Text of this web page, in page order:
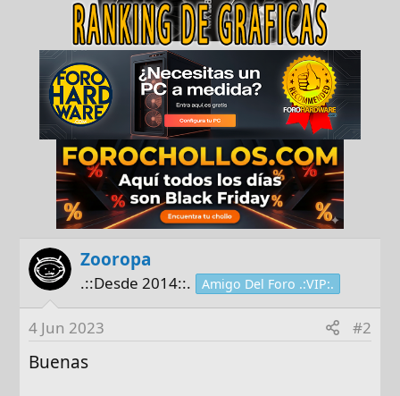
Zooropa
.::Desde 2014::. Amigo Del Foro .:VIP:.
4 Jun 2023 #2
Buenas